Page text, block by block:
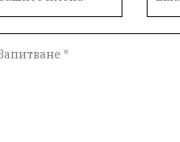
Технологии